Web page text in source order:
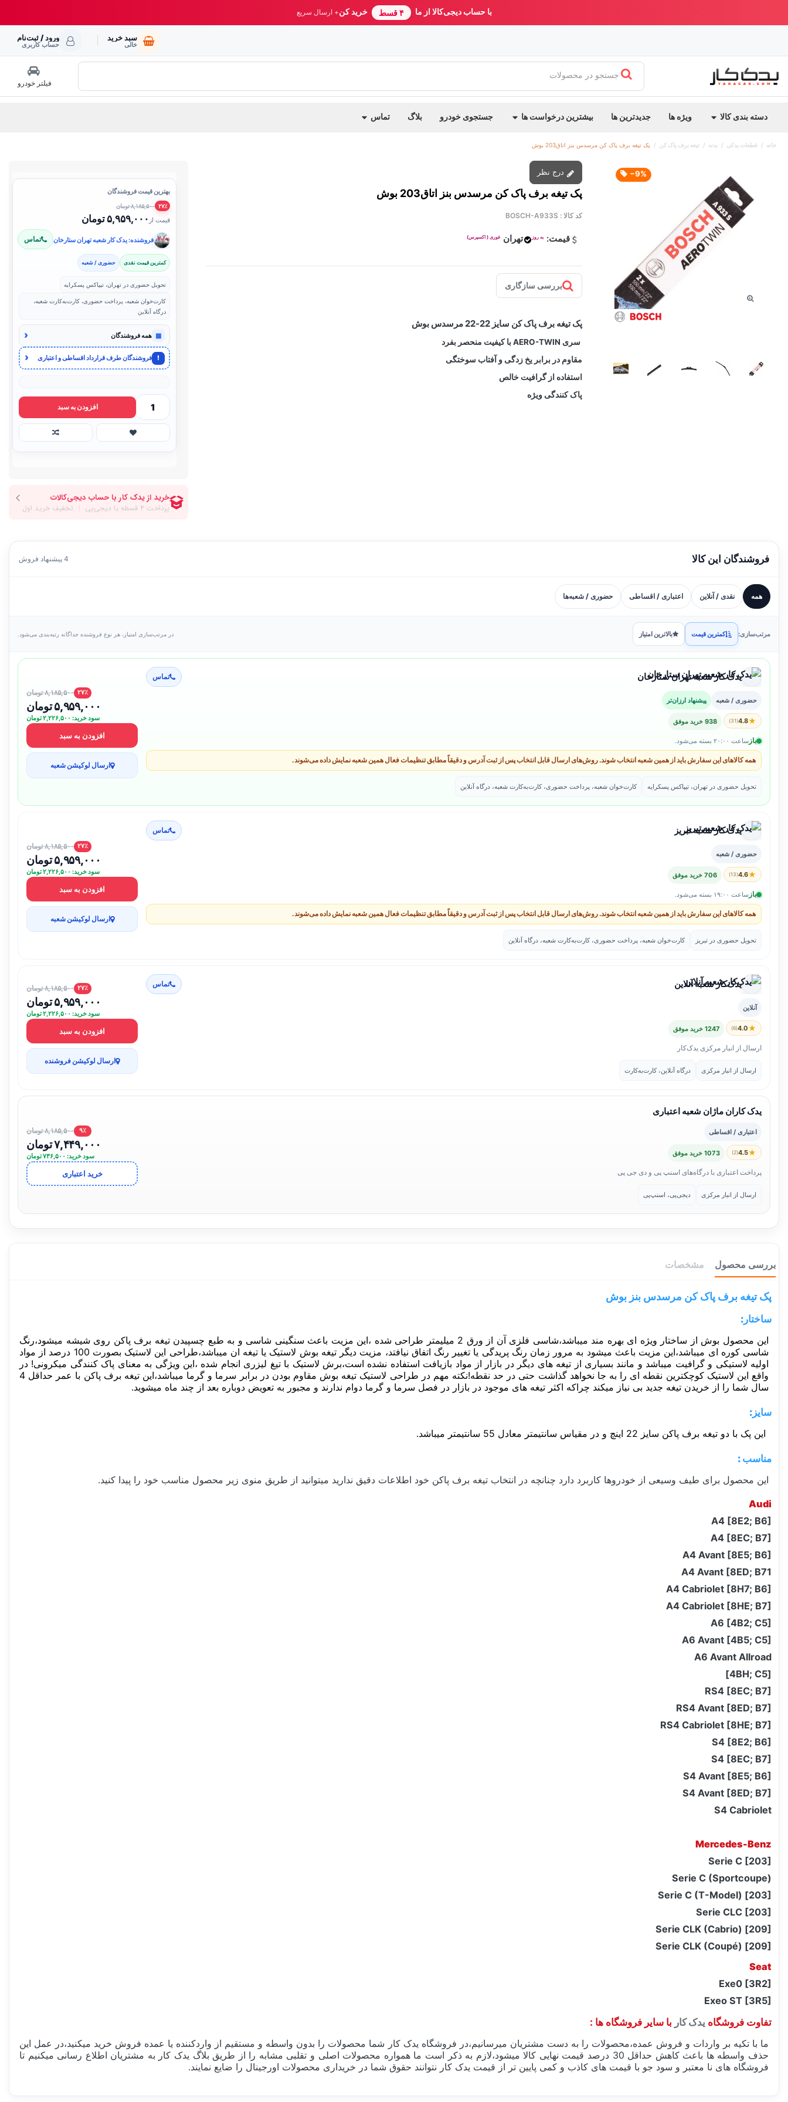
با حساب دیجی‌کالا از ما ۴ قسط خرید کن+ ارسال سریع
سبد خرید
خالی
ورود / ثبت‌نام
حساب کاربری
جستجو در محصولات
فیلتر خودرو
دسته بندی کالا ویژه ها جدیدترین ها بیشترین درخواست ها جستجوی خودرو بلاگ تماس
خانه قطعات یدکی بدنه تیغه برف پاک کن پک تیغه برف پاک کن مرسدس بنز اتاق203 بوش
‎−9%
پک تیغه برف پاک کن مرسدس بنز اتاق203 بوش
کد کالا : BOSCH-A933S
قیمت: به روز تهران فوری ( اکسپرس)
بررسی سازگاری
پک تیغه برف پاک کن سایز 22-22 مرسدس بوش
سری AERO-TWIN با کیفیت منحصر بفرد
مقاوم در برابر یخ زدگی و آفتاب سوختگی
استفاده از گرافیت خالص
پاک کنندگی ویژه
بهترین قیمت فروشندگان
۲۷٪ ۸,۱۸۵,۵۰۰ تومان
قیمت از ۵,۹۵۹,۰۰۰ تومان
فروشنده: یدک کار شعبه تهران ستارخان تماس
کمترین قیمت نقدی حضوری / شعبه
تحویل حضوری در تهران، تیپاکس پسکرایه
کارت‌خوان شعبه، پرداخت حضوری، کارت‌به‌کارت شعبه،
درگاه آنلاین
▦ همه فروشندگان ‹
! فروشندگان طرف قرارداد اقساطی و اعتباری ‹
افزودن به سبد
فروشندگان این کالا 4 پیشنهاد فروش
همه نقدی / آنلاین اعتباری / اقساطی حضوری / شعبه‌ها
مرتب‌سازی: کمترین قیمت بالاترین امتیاز در مرتب‌سازی امتیاز، هر نوع فروشنده جداگانه رتبه‌بندی می‌شود.
یدک کار شعبه تهران ستارخان تماس
حضوری / شعبه پیشنهاد ارزان‌تر
★
4.8
(31) 938 خرید موفق
باز ساعت ۲۰:۰۰ بسته می‌شود.
همه کالاهای این سفارش باید از همین شعبه انتخاب شوند. روش‌های ارسال قابل انتخاب پس از ثبت آدرس و دقیقاً مطابق تنظیمات فعال همین شعبه نمایش داده می‌شوند.
تحویل حضوری در تهران، تیپاکس پسکرایه کارت‌خوان شعبه، پرداخت حضوری، کارت‌به‌کارت شعبه، درگاه آنلاین
۲۷٪ ۸,۱۸۵,۵۰۰ تومان
۵,۹۵۹,۰۰۰ تومان
سود خرید: ۲,۲۲۶,۵۰۰ تومان
افزودن به سبد
ارسال لوکیشن شعبه
یدک کار شعبه تبریز تماس
حضوری / شعبه
★
4.6
(13) 706 خرید موفق
باز ساعت ۱۹:۰۰ بسته می‌شود.
همه کالاهای این سفارش باید از همین شعبه انتخاب شوند. روش‌های ارسال قابل انتخاب پس از ثبت آدرس و دقیقاً مطابق تنظیمات فعال همین شعبه نمایش داده می‌شوند.
تحویل حضوری در تبریز کارت‌خوان شعبه، پرداخت حضوری، کارت‌به‌کارت شعبه، درگاه آنلاین
۲۷٪ ۸,۱۸۵,۵۰۰ تومان
۵,۹۵۹,۰۰۰ تومان
سود خرید: ۲,۲۲۶,۵۰۰ تومان
افزودن به سبد
ارسال لوکیشن شعبه
یدک‌کار شعبه آنلاین تماس
آنلاین
★
4.0
(6) 1247 خرید موفق
ارسال از انبار مرکزی یدک‌کار
ارسال از انبار مرکزی درگاه آنلاین، کارت‌به‌کارت
۲۷٪ ۸,۱۸۵,۵۰۰ تومان
۵,۹۵۹,۰۰۰ تومان
سود خرید: ۲,۲۲۶,۵۰۰ تومان
افزودن به سبد
ارسال لوکیشن فروشنده
یدک کاران ماژان شعبه اعتباری
اعتباری / اقساطی
★
4.5
(2) 1073 خرید موفق
پرداخت اعتباری با درگاه‌های اسنپ پی و دی جی پی
ارسال از انبار مرکزی دیجی‌پی، اسنپ‌پی
۹٪ ۸,۱۸۵,۵۰۰ تومان
۷,۴۴۹,۰۰۰ تومان
سود خرید: ۷۳۶,۵۰۰ تومان
خرید اعتباری
بررسی محصول مشخصات
پک تیغه برف پاک کن مرسدس بنز بوش
ساختار:
این محصول بوش از ساختار ویژه ای بهره مند میباشد،شاسی فلزی آن از ورق 2 میلیمتر طراحی شده ،این مزیت باعث سنگینی شاسی و به طبع چسپیدن تیغه برف پاکن روی شیشه میشود،رنگ
شاسی کوره ای میباشد،این مزیت باعث میشود به مرور زمان رنگ پریدگی یا تغییر رنگ اتفاق نیافتد، مزیت دیگر تیغه بوش لاستیک یا تیغه ان میباشد،طراحی این لاستیک بصورت 100 درصد از مواد
اولیه لاستیکی و گرافیت میباشد و مانند بسیاری از تیغه های دیگر در بازار از مواد بازیافت استفاده نشده است،برش لاستیک با تیغ لیزری انجام شده ،این ویژگی به معنای پاک کنندگی میکرونی! در
واقع این لاستیک کوچکترین نقطه ای را به جا نخواهد گذاشت حتی در حد نقطه!نکته مهم در طراحی لاستیک تیغه بوش مقاوم بودن در برابر سرما و گرما میباشد،این تیغه برف پاکن با عمر حداقل 4
سال شما را از خریدن تیغه جدید بی نیاز میکند چراکه اکثر تیغه های موجود در بازار در فصل سرما و گرما دوام ندارند و مجبور به تعویض دوباره بعد از چند ماه میشوید.
سایز:
این پک با دو تیغه برف پاکن سایز 22 اینچ و در مقیاس سانتیمتر معادل 55 سانتیمتر میباشد.
مناسب :
این محصول برای طیف وسیعی از خودروها کاربرد دارد چنانچه در انتخاب تیغه برف پاکن خود اطلاعات دقیق ندارید میتوانید از طریق منوی زیر محصول مناسب خود را پیدا کنید.
Audi
A4 [8E2; B6]
A4 [8EC; B7]
A4 Avant [8E5; B6]
A4 Avant [8ED; B71
A4 Cabriolet [8H7; B6]
A4 Cabriolet [8HE; B7]
A6 [4B2; C5]
A6 Avant [4B5; C5]
A6 Avant Allroad
[4BH; C5]
RS4 [8EC; B7]
RS4 Avant [8ED; B7]
RS4 Cabriolet [8HE; B7]
S4 [8E2; B6]
S4 [8EC; B7]
S4 Avant [8E5; B6]
S4 Avant [8ED; B7]
S4 Cabriolet
Mercedes-Benz
Serie C [203]
Serie C (Sportcoupe)
Serie C (T-Model) [203]
Serie CLC [203]
Serie CLK (Cabrio) [209]
Serie CLK (Coupé) [209]
Seat
Exe0 [3R2]
Exeo ST [3R5]
تفاوت فروشگاه یدک کار با سایر فروشگاه ها :
ما با تکیه بر واردات و فروش عمده،محصولات را به دست مشتریان میرسانیم،در فروشگاه یدک کار شما محصولات را بدون واسطه و مستقیم از واردکننده یا عمده فروش خرید میکنید،در عمل این
حذف واسطه ها باعث کاهش حداقل 30 درصد قیمت نهایی کالا میشود،لازم به ذکر است ما همواره محصولات اصلی و تقلبی مشابه را از طریق بلاگ یدک کار به مشتریان اطلاع رسانی میکنیم تا
فروشگاه های نا معتبر و سود جو با قیمت های کاذب و کمی پایین تر از قیمت یدک کار نتوانند حقوق شما در خریداری محصولات اورجینال را ضایع نمایند.